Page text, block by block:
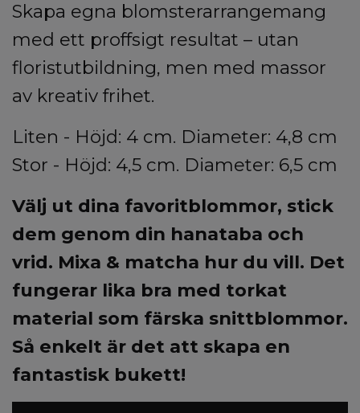
Skapa egna blomsterarrangemang
med ett proffsigt resultat – utan
floristutbildning, men med massor
av kreativ frihet.
Liten - Höjd: 4 cm. Diameter: 4,8 cm
Stor - Höjd: 4,5 cm. Diameter: 6,5 cm
Välj ut dina favoritblommor, stick
dem genom din hanataba och
vrid. Mixa & matcha hur du vill. Det
fungerar lika bra med torkat
material som färska snittblommor.
Så enkelt är det att skapa en
fantastisk bukett!